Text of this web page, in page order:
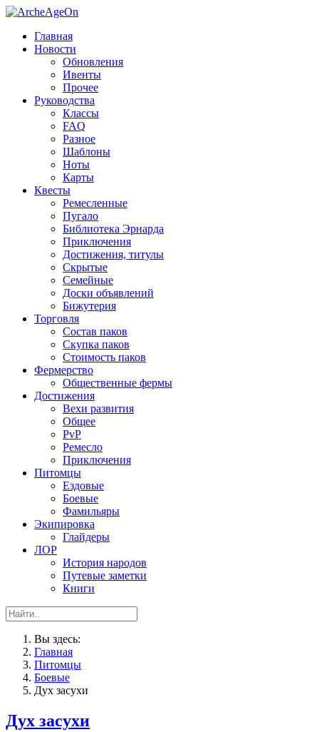
Главная
Новости
Обновления
Ивенты
Прочее
Руководства
Классы
FAQ
Разное
Шаблоны
Ноты
Карты
Квесты
Ремесленные
Пугало
Библиотека Эрнарда
Приключения
Достижения, титулы
Скрытые
Семейные
Доски объявлений
Бижутерия
Торговля
Состав паков
Скупка паков
Стоимость паков
Фермерство
Общественные фермы
Достижения
Вехи развития
Общее
PvP
Ремесло
Приключения
Питомцы
Ездовые
Боевые
Фамильяры
Экипировка
Глайдеры
ЛОР
История народов
Путевые заметки
Книги
Вы здесь:
Главная
Питомцы
Боевые
Дух засухи
Дух засухи